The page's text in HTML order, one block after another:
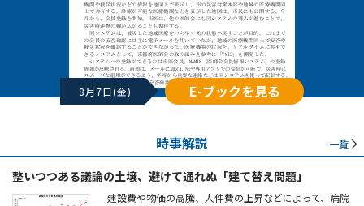
8月7日(金) E-ブックを見る
時事解説 一覧
整いつつある議論の土壌、避けて通れぬ「建て替え問題」
建設費や物価の高騰、人件費の上昇などによって、病院